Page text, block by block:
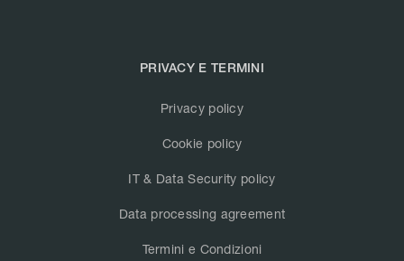
PRIVACY E TERMINI
Privacy policy
Cookie policy
IT & Data Security policy
Data processing agreement
Termini e Condizioni